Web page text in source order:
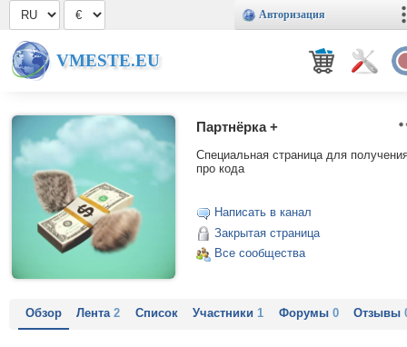
Авторизация
VMESTE.EU
Партнёрка +
Специальная страница для
про кода
Написать в канал
Закрытая страница
Все сообщества
Обзор Лента2 Список Участники1 Форумы 0 Отзывы